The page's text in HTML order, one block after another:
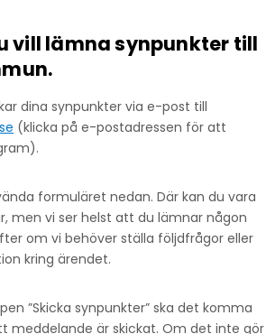
vill lämna synpunkter till
dina synpunkter via e-post till
(klicka på e-postadressen för att
formuläret nedan. Där kan du vara
men vi ser helst att du lämnar någon
om vi behöver ställa följdfrågor eller
kring ärendet.
”Skicka synpunkter” ska det komma
meddelande är skickat. Om det inte gör